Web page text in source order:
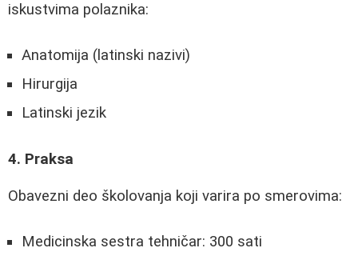
iskustvima polaznika:
Anatomija (latinski nazivi)
Hirurgija
Latinski jezik
4. Praksa
Obavezni deo školovanja koji varira po smerovima:
Medicinska sestra tehničar: 300 sati